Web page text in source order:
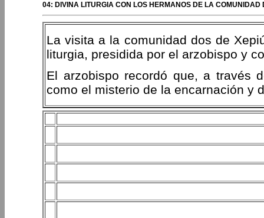
04: DIVINA LITURGIA CON LOS HERMANOS DE LA
La visita a la comunidad dos de
liturgia, presidida por el arzobispo y
El arzobispo recordó que, a través
como el misterio de la encarnación y